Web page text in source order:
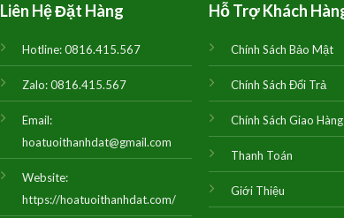
Liên Hệ Đặt Hàng
Hotline:0816.415.567
Zalo:0816.415.567
Email:
hoatuoithanhdat@gmail.com
Website:
https://hoatuoithanhdat.com/
Hỗ Trợ Khách
Chính Sách Bảo Mật
Chính Sách Đổi Trả
Chính Sách Giao Hàng
Thanh Toán
Giới Thiệu